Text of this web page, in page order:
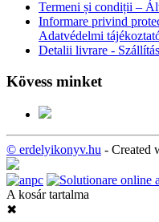
Termeni și condiții –
Informare privind
Adatvédelmi
Detalii livrare -
Kövess minket
© erdelyikonyv.hu - Created
A kosár tartalma
✖